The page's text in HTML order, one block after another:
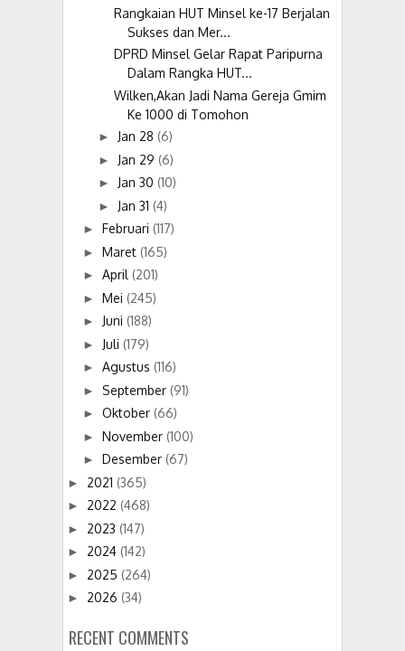
Rangkaian HUT Minsel ke-17 Berjalan
Sukses dan Mer...
DPRD Minsel Gelar Rapat Paripurna
Dalam Rangka HUT...
Wilken,Akan Jadi Nama Gereja Gmim
Ke 1000 di Tomohon
► Jan 28 (6)
► Jan 29 (6)
► Jan 30 (10)
► Jan 31 (4)
► Februari (117)
► Maret (165)
► April (201)
► Mei (245)
► Juni (188)
► Juli (179)
► Agustus (116)
► September (91)
► Oktober (66)
► November (100)
► Desember (67)
► 2021 (365)
► 2022 (468)
► 2023 (147)
► 2024 (142)
► 2025 (264)
► 2026 (34)
RECENT COMMENTS